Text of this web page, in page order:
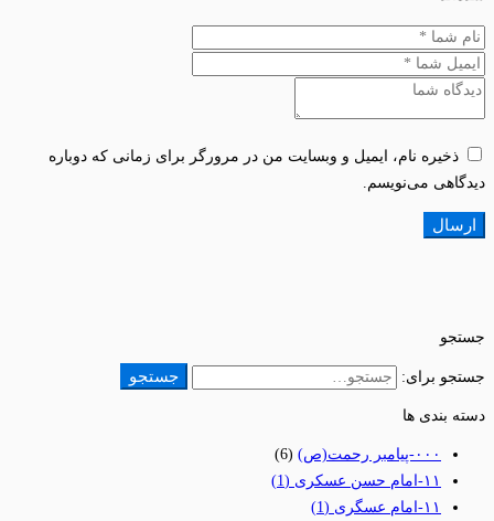
ذخیره نام، ایمیل و وبسایت من در مرورگر برای زمانی که دوباره
دیدگاهی می‌نویسم.
جستجو
جستجو برای: جستجو
دسته بندی ها
٠٠٠-پیامبر رحمت(ص)
(6)
١١-امام حسن عسکری
(1)
١١-امام عسگری
(1)